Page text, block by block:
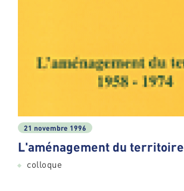
21 novembre 1996
L'aménagement du territoire
colloque